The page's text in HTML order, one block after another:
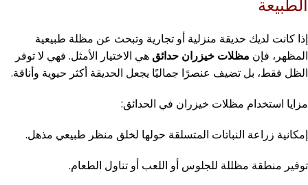
الطبيعة
إذا كانت لديك حديقة منزلية أو تجارية وتبحث عن مظلة طبيعية
المظهر، فإن مظلات خيزران حدائقهي الاختيار الأمثل. فهي لا توفر
الظل فقط، بل تضيف عنصرًا جماليًا يجعل الحديقة أكثر حيوية وأناقة.
مزايا استخدام مظلات خيزران في الحدائق:
إمكانية زراعة النباتات المتسلقة حولها لخلق منظر طبيعي مذهل.
توفير منطقة مظللة للجلوس أو اللعب أو تناول الطعام.